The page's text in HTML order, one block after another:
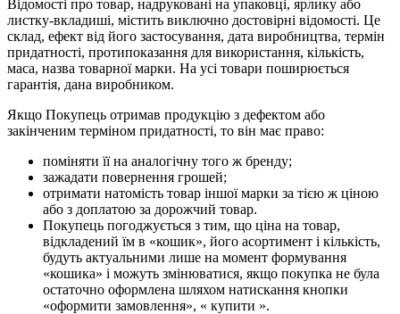
Відомості про товар, надруковані на упаковці, ярлику або
листку-вкладиші, містить виключно достовірні відомості. Це
склад, ефект від його застосування, дата виробництва, термін
придатності, протипоказання для використання, кількість,
маса, назва товарної марки. На усі товари поширюється
гарантія, дана виробником.
Якщо Покупець отримав продукцію з дефектом або
закінченим терміном придатності, то він має право:
поміняти її на аналогічну того ж бренду;
зажадати повернення грошей;
отримати натомість товар іншої марки за тією ж ціною
або з доплатою за дорожчий товар.
Покупець погоджується з тим, що ціна на товар,
відкладений їм в «кошик», його асортимент і кількість,
будуть актуальними лише на момент формування
«кошика» і можуть змінюватися, якщо покупка не була
остаточно оформлена шляхом натискання кнопки
«оформити замовлення», « купити ».